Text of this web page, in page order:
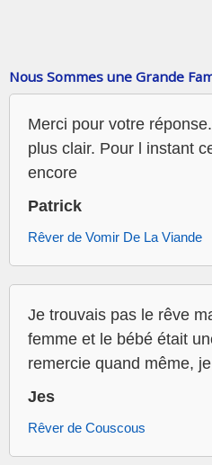
Nous Sommes une Grande
Merci pour votre
plus clair. Pour l instant
encore
Patrick
Rêver de Vomir De La Viande
Je trouvais pas le rêve
femme et le bébé était
remercie quand même,
Jes
Rêver de Couscous